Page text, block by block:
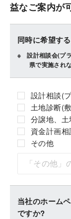
益なご案内が
同時に希望す
設計相談会(プ
県で実施され
設計相談(
土地診断(
分譲地、土
資金計画相
その他
当社のホーム
ですか?